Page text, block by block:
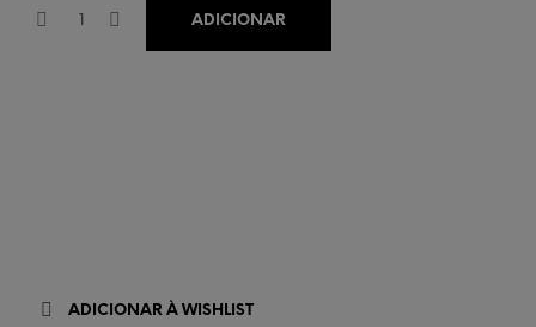
ADICIONAR
ADICIONAR À WISHLIST